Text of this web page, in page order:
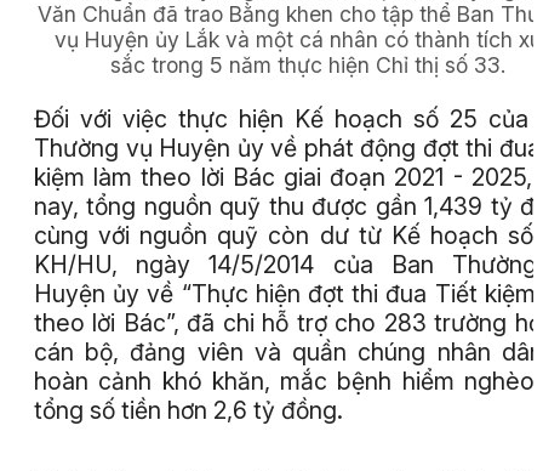
Văn Chuẩn đã trao Bằng khen cho tập thể Ban
vụ Huyện ủy Lắk và một cá nhân có thành tích
sắc trong 5 năm thực hiện Chỉ thị số 33.
Đối với việc thực hiện Kế hoạch số 25 của
Thường vụ Huyện ủy về phát động đợt thi
kiệm làm theo lời Bác giai đoạn 2021 - 2025,
nay, tổng nguồn quỹ thu được gần 1,439 tỷ
cùng với nguồn quỹ còn dư từ Kế hoạch số
KH/HU, ngày 14/5/2014 của Ban
Huyện ủy về “Thực hiện đợt thi đua Tiết kiệm
theo lời Bác”, đã chi hỗ trợ cho 283 trường
cán bộ, đảng viên và quần chúng nhân
hoàn cảnh khó khăn, mắc bệnh hiểm
tổng số tiền hơn 2,6 tỷ đồng.